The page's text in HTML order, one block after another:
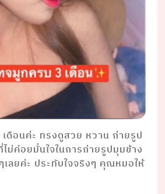
ดือนค่ะ ทรงดูสวย หวาน ถ่ายรูป
ม่ค่อยมั่นใจในการถ่ายรูปมุมข้าง
ลยค่ะ ประทับใจจริงๆ คุณหมอให้